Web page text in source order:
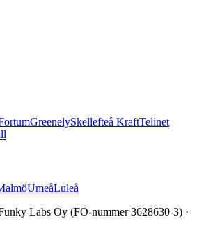
GreenelySkellefteå KraftTelinet
UmeåLuleå
Labs Oy (FO-nummer 3628630-3) ·